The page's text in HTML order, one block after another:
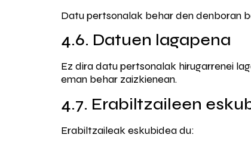
Datu pertsonalak behar den denboran
4.6. Datuen lagapena
Ez dira datu pertsonalak hirugarrenei
eman behar zaizkienean.
4.7. Erabiltzaileen
Erabiltzaileak eskubidea du: